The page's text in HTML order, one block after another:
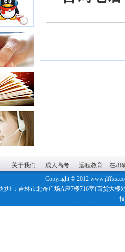
关于我们 成人高考 远程教育
在职
Copyright © 2012
地址：吉林市北奇广场A座7楼716室(百货大楼